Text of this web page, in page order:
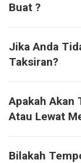
Buat ?
Jika Anda
Taksiran?
Apakah Akan
Atau Lewat
Bilakah